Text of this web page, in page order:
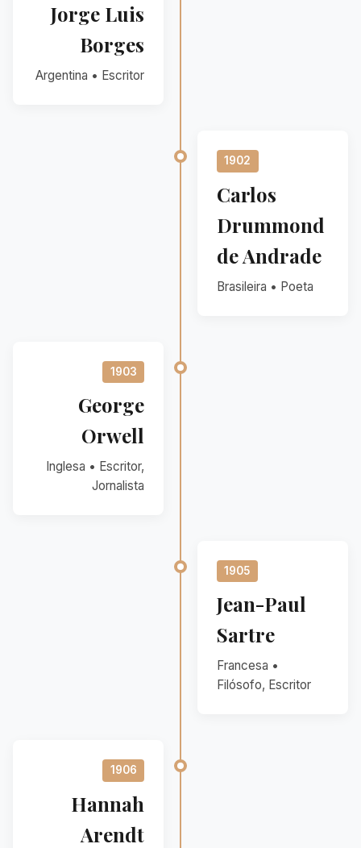
Jorge Luis
Borges
Argentina • Escritor
1902
Carlos
Drummond
de Andrade
Brasileira • Poeta
1903
George
Orwell
Inglesa • Escritor,
Jornalista
1905
Jean-Paul
Sartre
Francesa •
Filósofo, Escritor
1906
Hannah
Arendt